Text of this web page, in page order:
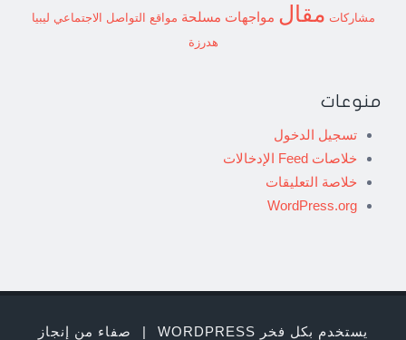
مشاركات مقال مواجهات مسلحة مواقع التواصل الاجتماعي ليبيا
هدرزة
منوعات
تسجيل الدخول
خلاصات Feed الإدخالات
خلاصة التعليقات
WordPress.org
يستخدم بكل فخر WORDPRESS | صفاء من إنجاز